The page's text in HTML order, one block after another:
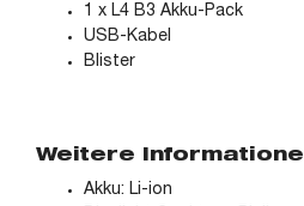
1 x L4 B3 Akku-Pack
USB-Kabel
Blister
Weitere
Akku: Li-ion